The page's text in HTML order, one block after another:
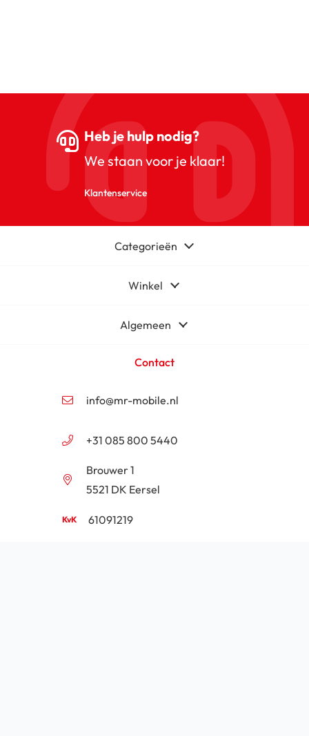
Heb je hulp nodig?
We staan voor je klaar!
Klantenservice
Categorieën
Winkel
Algemeen
Contact
info@mr-mobile.nl
+31 085 800 5440
Brouwer 1
5521 DK Eersel
61091219